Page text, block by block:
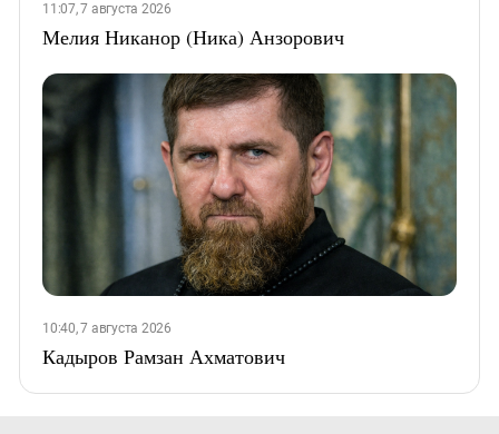
11:07, 7 августа 2026
Мелия Никанор (Ника) Анзорович
10:40, 7 августа 2026
Кадыров Рамзан Ахматович